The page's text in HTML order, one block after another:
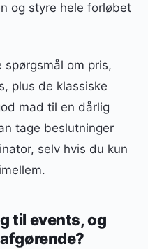
og styre hele forløbet
om pris,
plus de klassiske
mad til en dårlig
tage beslutninger
selv hvis du kun
til events, og